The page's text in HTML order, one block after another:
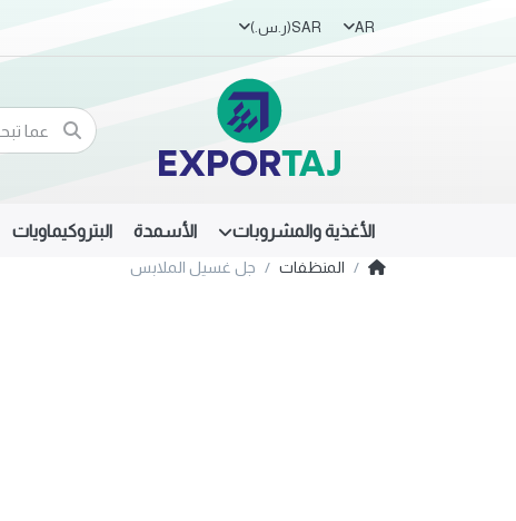
AR
SAR(ر.س.‏)
الأغذية والمشروبات الأسمدة البتروكيماويات
المنظفات جل غسيل الملابس